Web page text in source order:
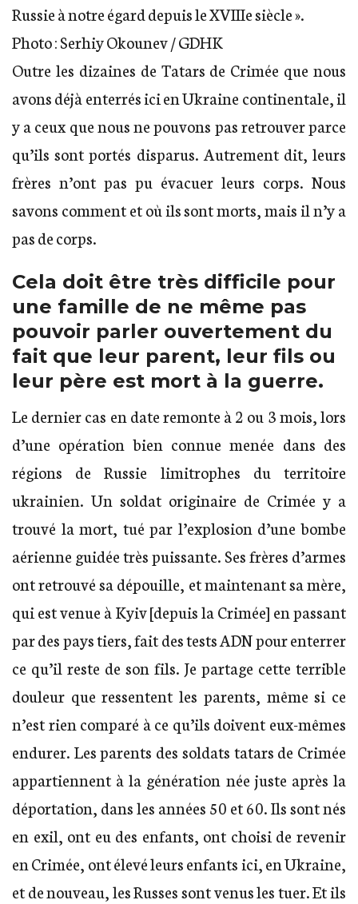
Russie à notre égard depuis le XVIIIe siècle ».
Photo : Serhiy Okounev / GDHK
Outre les dizaines de Tatars de Crimée que nous
avons déjà enterrés ici en Ukraine continentale, il
y a ceux que nous ne pouvons pas retrouver parce
qu’ils sont portés disparus. Autrement dit, leurs
frères n’ont pas pu évacuer leurs corps. Nous
savons comment et où ils sont morts, mais il n’y a
pas de corps.
Cela doit être très difficile pour
une famille de ne même pas
pouvoir parler ouvertement du
fait que leur parent, leur fils ou
leur père est mort à la guerre.
Le dernier cas en date remonte à 2 ou 3 mois, lors
d’une opération bien connue menée dans des
régions de Russie limitrophes du territoire
ukrainien. Un soldat originaire de Crimée y a
trouvé la mort, tué par l’explosion d’une bombe
aérienne guidée très puissante. Ses frères d’armes
ont retrouvé sa dépouille, et maintenant sa mère,
qui est venue à Kyiv [depuis la Crimée] en passant
par des pays tiers, fait des tests ADN pour enterrer
ce qu’il reste de son fils. Je partage cette terrible
douleur que ressentent les parents, même si ce
n’est rien comparé à ce qu’ils doivent eux-mêmes
endurer. Les parents des soldats tatars de Crimée
appartiennent à la génération née juste après la
déportation, dans les années 50 et 60. Ils sont nés
en exil, ont eu des enfants, ont choisi de revenir
en Crimée, ont élevé leurs enfants ici, en Ukraine,
et de nouveau, les Russes sont venus les tuer. Et ils